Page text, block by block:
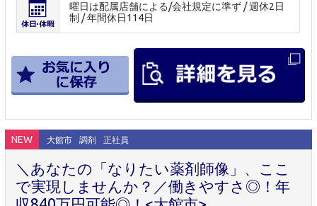
曜日は配属店舗による/会社規定に準ず / 週休2日
制 / 年間休日114日
NEW 大館市 調剤 正社員
＼あなたの「なりたい薬剤師像」、ここ
で実現しませんか？／働きやすさ◎！年